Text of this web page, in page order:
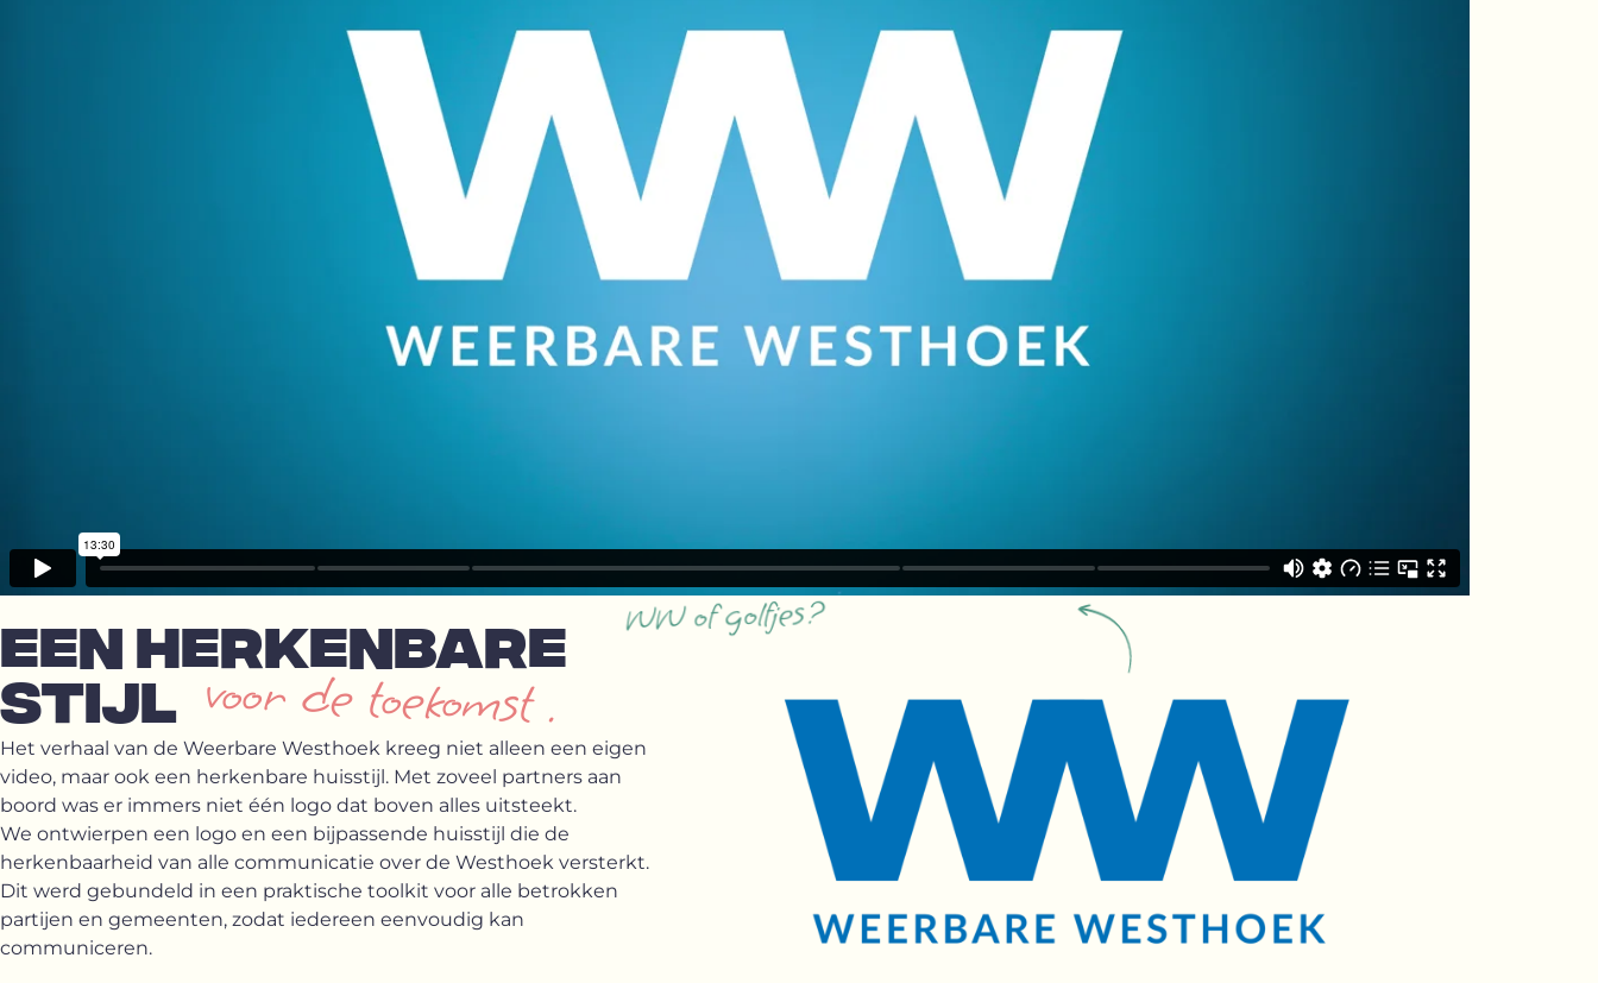
EEN HERKENBARE
STIJL
voor de toekomst .
Het verhaal van de Weerbare Westhoek kreeg niet alleen een eigen
video, maar ook een herkenbare huisstijl. Met zoveel partners aan
boord was er immers niet één logo dat boven alles uitsteekt.
We ontwierpen een logo en een bijpassende huisstijl die de
herkenbaarheid van alle communicatie over de Westhoek versterkt.
Dit werd gebundeld in een praktische toolkit voor alle betrokken
partijen en gemeenten, zodat iedereen eenvoudig kan
communiceren.
WW of golfjes?